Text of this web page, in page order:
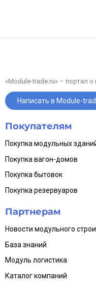
«Module-trade.ru» – портал
Написать в Module-
Покупателям
Покупка модульных
Покупка вагон-домов
Покупка бытовок
Покупка резервуаров
Партнерам
Новости модульного
База знаний
Модуль логистика
Каталог компаний